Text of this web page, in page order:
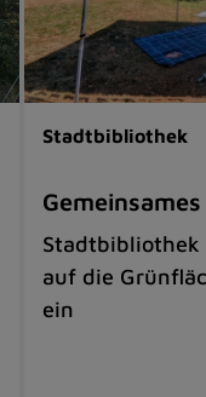
Stadtbibliothek
Stadtbibliothek
auf die
ein